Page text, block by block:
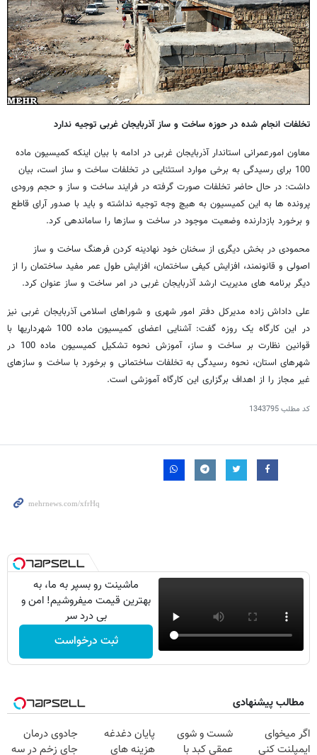
تخلفات انجام شده در حوزه ساخت و ساز آذربایجان غربی توجیه ندارد
معاون امورعمرانی استاندار آذربایجان غربی در ادامه با بیان اینکه کمیسیون ماده
100 برای رسیدگی به برخی موارد استثنایی در تخلفات ساخت و ساز است، بیان
داشت: در حال حاضر تخلفات صورت گرفته در فرایند ساخت و ساز و حجم ورودی
پرونده ها به این کمیسیون به هیچ وجه توجیه نداشته و باید با صدور آرای قاطع
و برخورد بازدارنده وضعیت موجود در ساخت و سازها را ساماندهی کرد.
محمودی در بخش دیگری از سخنان خود نهادینه کردن فرهنگ ساخت و ساز
اصولی و قانونمند، افزایش کیفی ساختمان، افزایش طول عمر مفید ساختمان را از
دیگر برنامه های مدیریت ارشد آذربایجان غربی در امر ساخت و ساز عنوان کرد.
علی داداش زاده مدیرکل دفتر امور شهری و شوراهای اسلامی آذربایجان غربی نیز
در این کارگاه یک روزه گفت: آشنایی اعضای کمیسیون ماده 100 شهرداریها با
قوانین نظارت بر ساخت و ساز، آموزش نحوه تشکیل کمیسیون ماده 100 در
شهرهای استان، نحوه رسیدگی به تخلفات ساختمانی و برخورد با ساخت و سازهای
غیر مجاز را از اهداف برگزاری این کارگاه آموزشی است.
کد مطلب1343795
ماشینت رو بسپر به ما، به
بهترین قیمت میفروشیم! امن و
بی درد سر
ثبت درخواست
مطالب پیشنهادی
اگر میخوای
ایمپلنت کنی
شست و شوی
عمقی کبد با
پایان دغدغه
هزینه های
جادوی درمان
جای زخم در سه